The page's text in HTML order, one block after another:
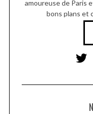
amoureuse de Paris
bons plans et